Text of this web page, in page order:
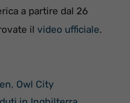
a partire dal 26
il video ufficiale.
, Owl City